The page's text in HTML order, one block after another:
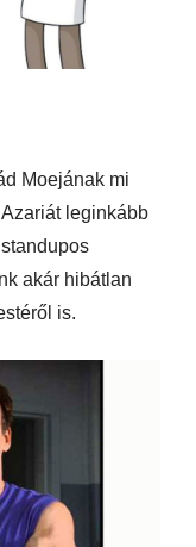
Moejának mi
leginkább
akár hibátlan
is.